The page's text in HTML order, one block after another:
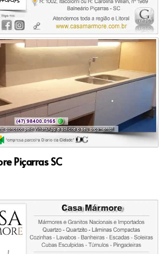
Piçarras SC